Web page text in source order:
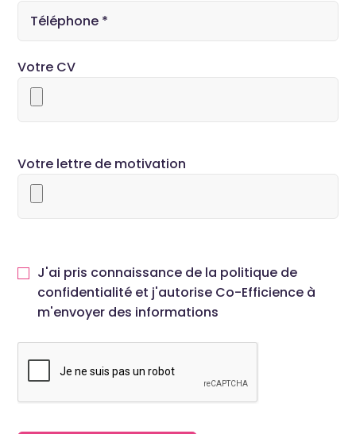
Votre CV
Votre lettre de motivation
J'ai pris connaissance de la politique de
confidentialité et j'autorise Co-Efficience à
m'envoyer des informations